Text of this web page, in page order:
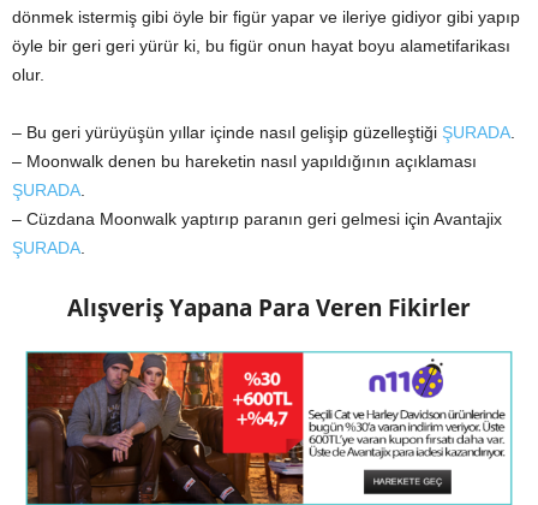
dönmek istermiş gibi öyle bir figür yapar ve ileriye gidiyor gibi yapıp
öyle bir geri geri yürür ki, bu figür onun hayat boyu alametifarikası
olur.
– Bu geri yürüyüşün yıllar içinde nasıl gelişip güzelleştiği ŞURADA.
– Moonwalk denen bu hareketin nasıl yapıldığının açıklaması
ŞURADA.
– Cüzdana Moonwalk yaptırıp paranın geri gelmesi için Avantajix
ŞURADA.
Alışveriş Yapana Para Veren Fikirler